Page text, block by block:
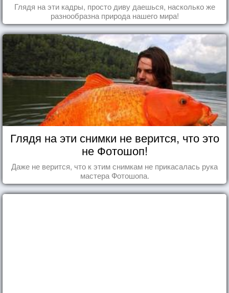
Глядя на эти кадры, просто диву даешься, насколько же
разнообразна природа нашего мира!
Глядя на эти снимки не верится, что это
не Фотошоп!
Даже не верится, что к этим снимкам не прикасалась рука
мастера Фотошопа.